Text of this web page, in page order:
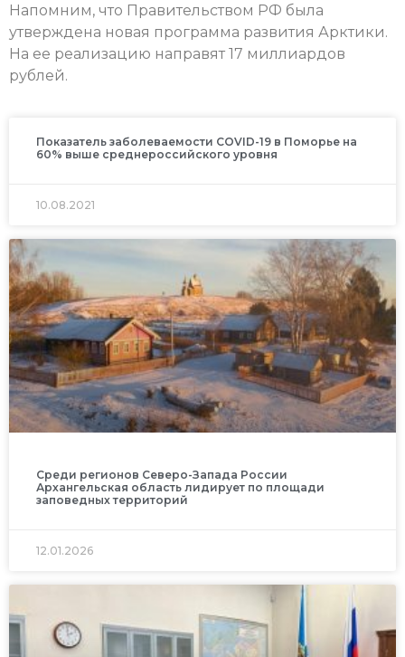
Напомним, что Правительством РФ была
утверждена новая программа развития Арктики.
На ее реализацию направят 17 миллиардов
рублей.
Показатель заболеваемости COVID-19 в Поморье на
60% выше среднероссийского уровня
10.08.2021
Среди регионов Северо-Запада России
Архангельская область лидирует по площади
заповедных территорий
12.01.2026